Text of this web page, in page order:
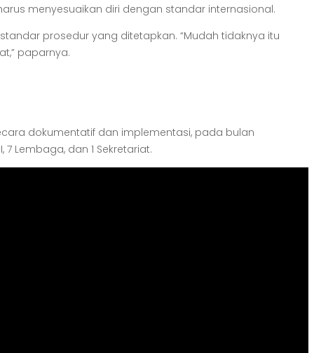
menyesuaikan diri dengan standar internasional.
prosedur yang ditetapkan. “Mudah tidaknya itu
paparnya.
dokumentatif dan implementasi, pada bulan
Lembaga, dan 1 Sekretariat.